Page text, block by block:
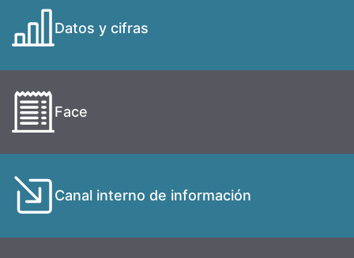
Datos y cifras
Face
Canal interno de información